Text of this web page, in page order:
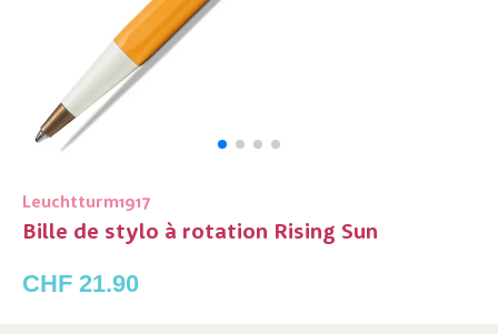
Leuchtturm1917
Bille de stylo à rotation Rising Sun
CHF 21.90